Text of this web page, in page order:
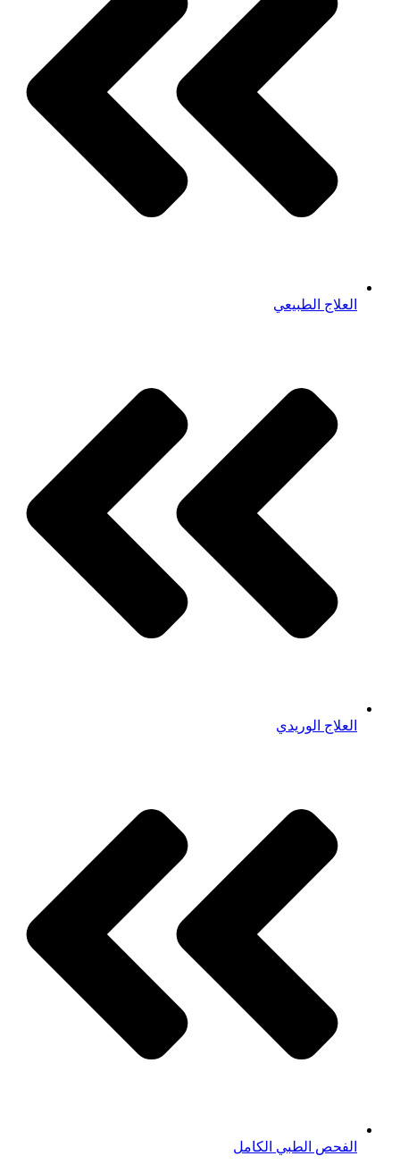
العلاج الطبيعي
العلاج الوريدي
الفحص الطبي الكامل